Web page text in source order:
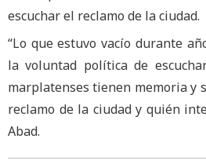
escuchar el reclamo de la ciudad.
“Lo que estuvo vacío durante
la voluntad política de
marplatenses tienen memoria y
reclamo de la ciudad y quién
Abad.